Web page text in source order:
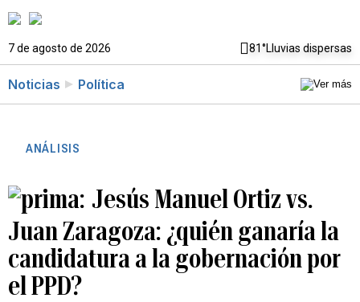
7 de agosto de 2026 81°Lluvias dispersas
Noticias Política
ANÁLISIS
Jesús Manuel Ortiz vs.
Juan Zaragoza: ¿quién ganaría la
candidatura a la gobernación por
el PPD?